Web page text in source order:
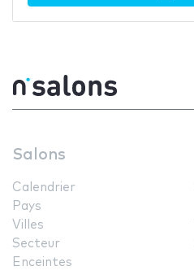
Salons
Calendrier
Pays
Villes
Secteur
Enceintes